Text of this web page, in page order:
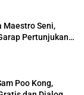
Maestro Seni,
Pertunjukan
Poo Kong,